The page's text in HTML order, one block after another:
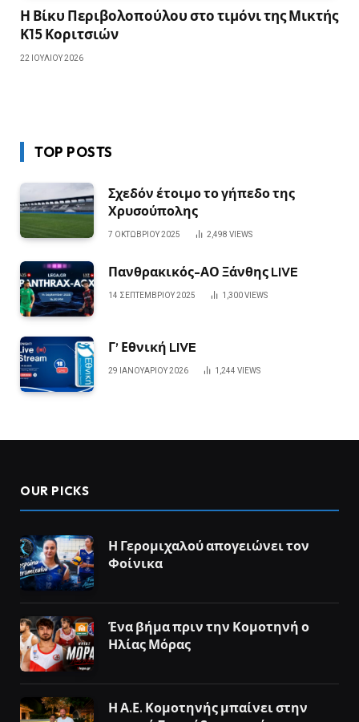
Η Βίκυ Περιβολοπούλου στο τιμόνι της Μικτής
Κ15 Κοριτσιών
22 ΙΟΥΛΊΟΥ 2026
TOP POSTS
Σχεδόν έτοιμο το γήπεδο της
Χρυσούπολης
7 ΟΚΤΩΒΡΊΟΥ 2025 2,498 VIEWS
Πανθρακικός-ΑΟ Ξάνθης LIVE
14 ΣΕΠΤΕΜΒΡΊΟΥ 2025 1,300VIEWS
Γ’ Εθνική LIVE
29 ΙΑΝΟΥΑΡΊΟΥ 2026 1,244 VIEWS
OUR PICKS
Η Γερομιχαλού απογειώνει τον
Φοίνικα
Ένα βήμα πριν την Κομοτηνή ο
Ηλίας Μόρας
Η Α.Ε. Κομοτηνής μπαίνει στην